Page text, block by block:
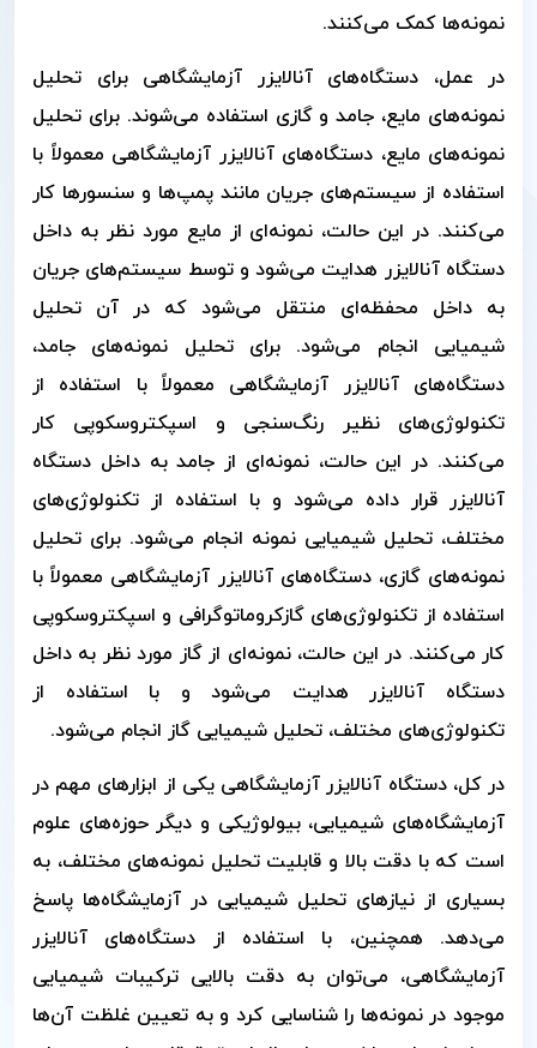
نمونه‌ها کمک می‌کنند.
در عمل، دستگاه‌های آنالایزر آزمایشگاهی برای تحلیل
نمونه‌های مایع، جامد و گازی استفاده می‌شوند. برای تحلیل
نمونه‌های مایع، دستگاه‌های آنالایزر آزمایشگاهی معمولاً با
استفاده از سیستم‌های جریان مانند پمپ‌ها و سنسورها کار
می‌کنند. در این حالت، نمونه‌ای از مایع مورد نظر به داخل
دستگاه آنالایزر هدایت می‌شود و توسط سیستم‌های جریان
به داخل محفظه‌ای منتقل می‌شود که در آن تحلیل
شیمیایی انجام می‌شود. برای تحلیل نمونه‌های جامد،
دستگاه‌های آنالایزر آزمایشگاهی معمولاً با استفاده از
تکنولوژی‌های نظیر رنگ‌سنجی و اسپکتروسکوپی کار
می‌کنند. در این حالت، نمونه‌ای از جامد به داخل دستگاه
آنالایزر قرار داده می‌شود و با استفاده از تکنولوژی‌های
مختلف، تحلیل شیمیایی نمونه انجام می‌شود. برای تحلیل
نمونه‌های گازی، دستگاه‌های آنالایزر آزمایشگاهی معمولاً با
استفاده از تکنولوژی‌های گازکروماتوگرافی و اسپکتروسکوپی
کار می‌کنند. در این حالت، نمونه‌ای از گاز مورد نظر به داخل
دستگاه آنالایزر هدایت می‌شود و با استفاده از
تکنولوژی‌های مختلف، تحلیل شیمیایی گاز انجام می‌شود.
در کل، دستگاه آنالایزر آزمایشگاهی یکی از ابزارهای مهم در
آزمایشگاه‌های شیمیایی، بیولوژیکی و دیگر حوزه‌های علوم
است که با دقت بالا و قابلیت تحلیل نمونه‌های مختلف، به
بسیاری از نیازهای تحلیل شیمیایی در آزمایشگاه‌ها پاسخ
می‌دهد. همچنین، با استفاده از دستگاه‌های آنالایزر
آزمایشگاهی، می‌توان به دقت بالایی ترکیبات شیمیایی
موجود در نمونه‌ها را شناسایی کرد و به تعیین غلظت آن‌ها